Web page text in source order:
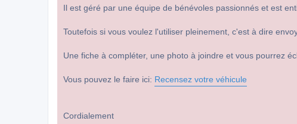
Il est géré par une équipe de bénévoles passionnés et est
Toutefois si vous voulez l'utiliser pleinement, c'est à dire
Une fiche à compléter, une photo à joindre et vous pourrez
Vous pouvez le faire ici: Recensez votre véhicule
Cordialement